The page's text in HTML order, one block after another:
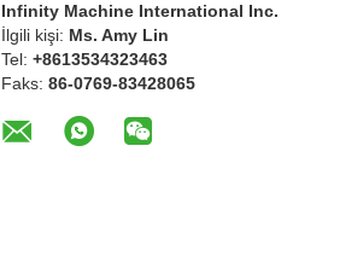
Infinity Machine International Inc.
İlgili kişi: Ms. Amy Lin
Tel: +8613534323463
Faks: 86-0769-83428065